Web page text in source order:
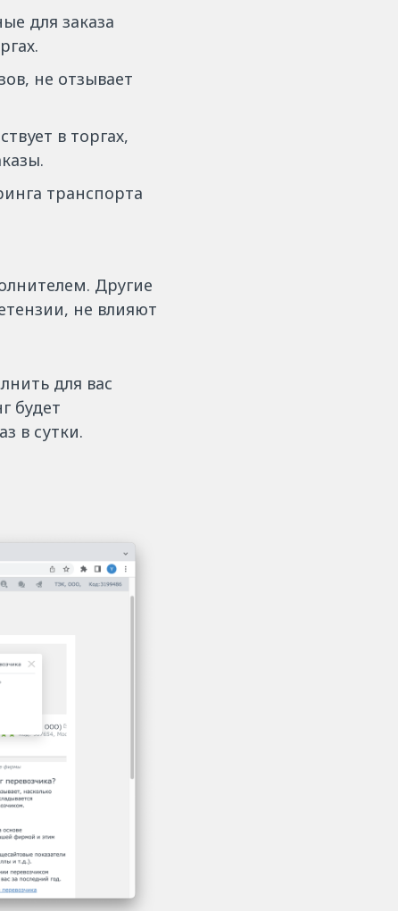
для заказа
не отзывает
в торгах,
транспорта
Другие
не влияют
для вас
будет
в сутки.